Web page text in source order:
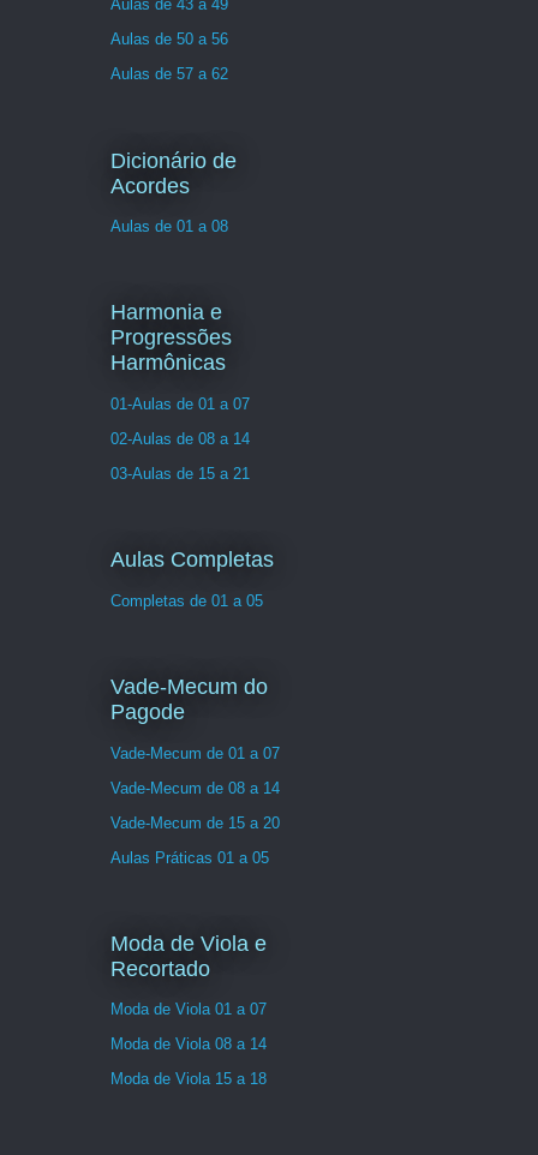
Aulas de 43 a 49
Aulas de 50 a 56
Aulas de 57 a 62
Dicionário de
Acordes
Aulas de 01 a 08
Harmonia e
Progressões
Harmônicas
01-Aulas de 01 a 07
02-Aulas de 08 a 14
03-Aulas de 15 a 21
Aulas Completas
Completas de 01 a 05
Vade-Mecum do
Pagode
Vade-Mecum de 01 a 07
Vade-Mecum de 08 a 14
Vade-Mecum de 15 a 20
Aulas Práticas 01 a 05
Moda de Viola e
Recortado
Moda de Viola 01 a 07
Moda de Viola 08 a 14
Moda de Viola 15 a 18